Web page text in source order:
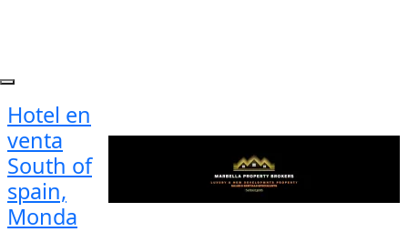
Hotel en
venta
South of
spain,
Monda